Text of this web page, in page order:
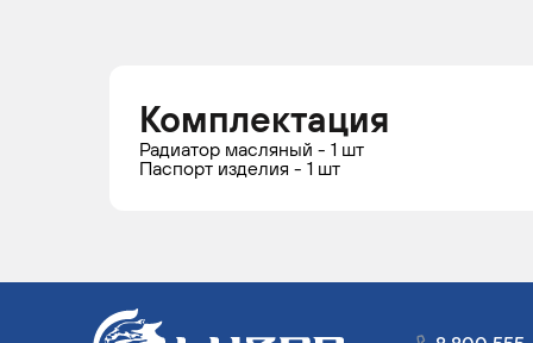
Комплектация
Радиатор масляный - 1 шт
Паспорт изделия - 1 шт